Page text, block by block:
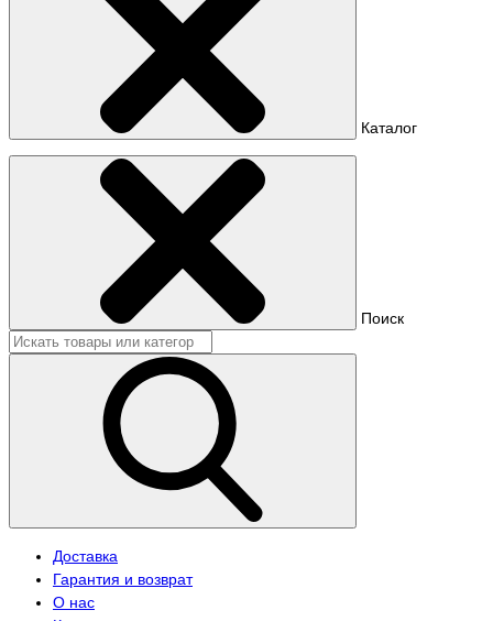
Каталог
Поиск
Доставка
Гарантия и возврат
О нас